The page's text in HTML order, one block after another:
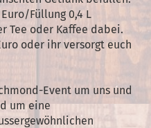
Füllung 0,4 L
Tee oder Kaffee dabei.
oder ihr versorgt euch
Event um uns und
um eine